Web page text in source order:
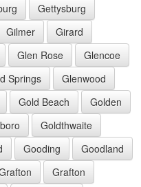
Gettysburg
Gilmer
Girard
Glen Rose
Glencoe
Springs
Glenwood
Gold Beach
Golden
Goldthwaite
Gooding
Goodland
Grafton